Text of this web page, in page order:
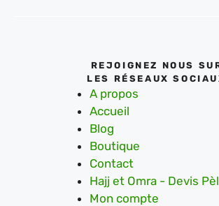
REJOIGNEZ NOUS
LES RÉSEAUX
A propos
Accueil
Blog
Boutique
Contact
Hajj et Omra - Devis
Mon compte